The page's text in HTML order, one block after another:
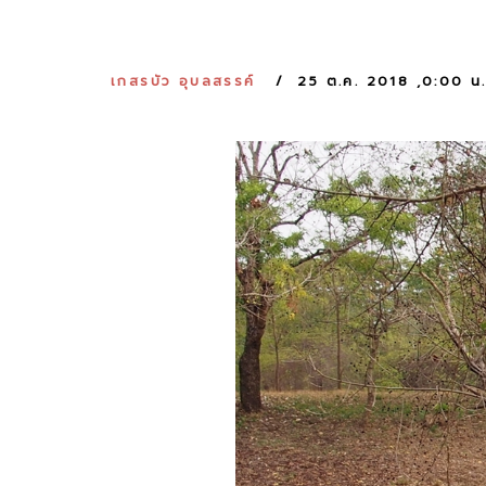
เกสรบัว อุบลสรรค์ 25 ต.ค. 2018 ,0:00 น.